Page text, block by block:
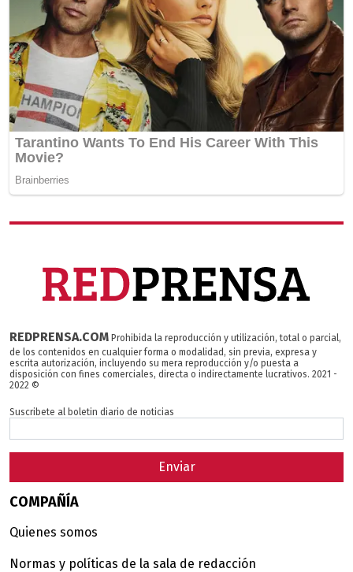
REDPRENSA.COM Prohibida la reproducción y utilización, total o parcial,
de los contenidos en cualquier forma o modalidad, sin previa, expresa y
escrita autorización, incluyendo su mera reproducción y/o puesta a
disposición con fines comerciales, directa o indirectamente lucrativos. 2021 -
2022 ©
Suscribete al boletin diario de noticias
Enviar
COMPAÑÍA
Quienes somos
Normas y políticas de la sala de redacción